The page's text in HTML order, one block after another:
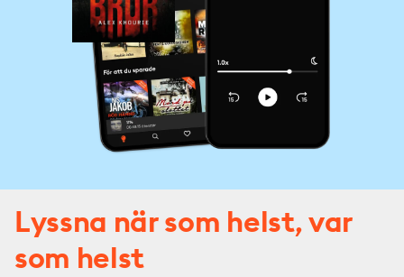
Lyssna när som helst, var
som helst